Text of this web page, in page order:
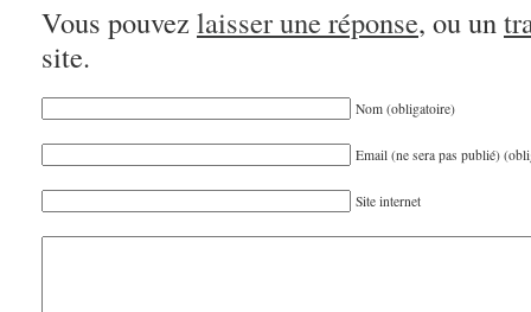
Vous pouvez laisser une réponse, ou un
site.
Nom (obligatoire)
Email (ne sera pas publié)
Site internet